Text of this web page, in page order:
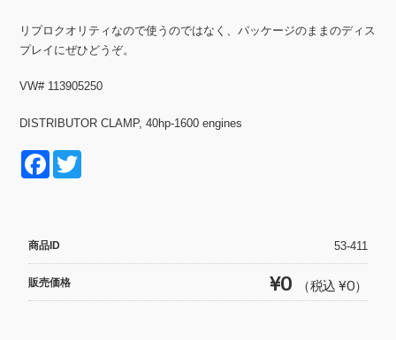
リプロクオリティなので使うのではなく、パッケージのままのディス
プレイにぜひどうぞ。
VW# 113905250
DISTRIBUTOR CLAMP, 40hp-1600 engines
F
e
b
o
商品ID 53-411
販売価格 ¥0 （税込 ¥0）